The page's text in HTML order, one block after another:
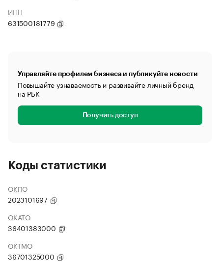
ИНН
631500181779
Управляйте профилем бизнеса и публикуйте новости
Повышайте узнаваемость и развивайте личный бренд
на РБК
Получить доступ
Коды статистики
ОКПО
2023101697
ОКАТО
36401383000
ОКТМО
36701325000